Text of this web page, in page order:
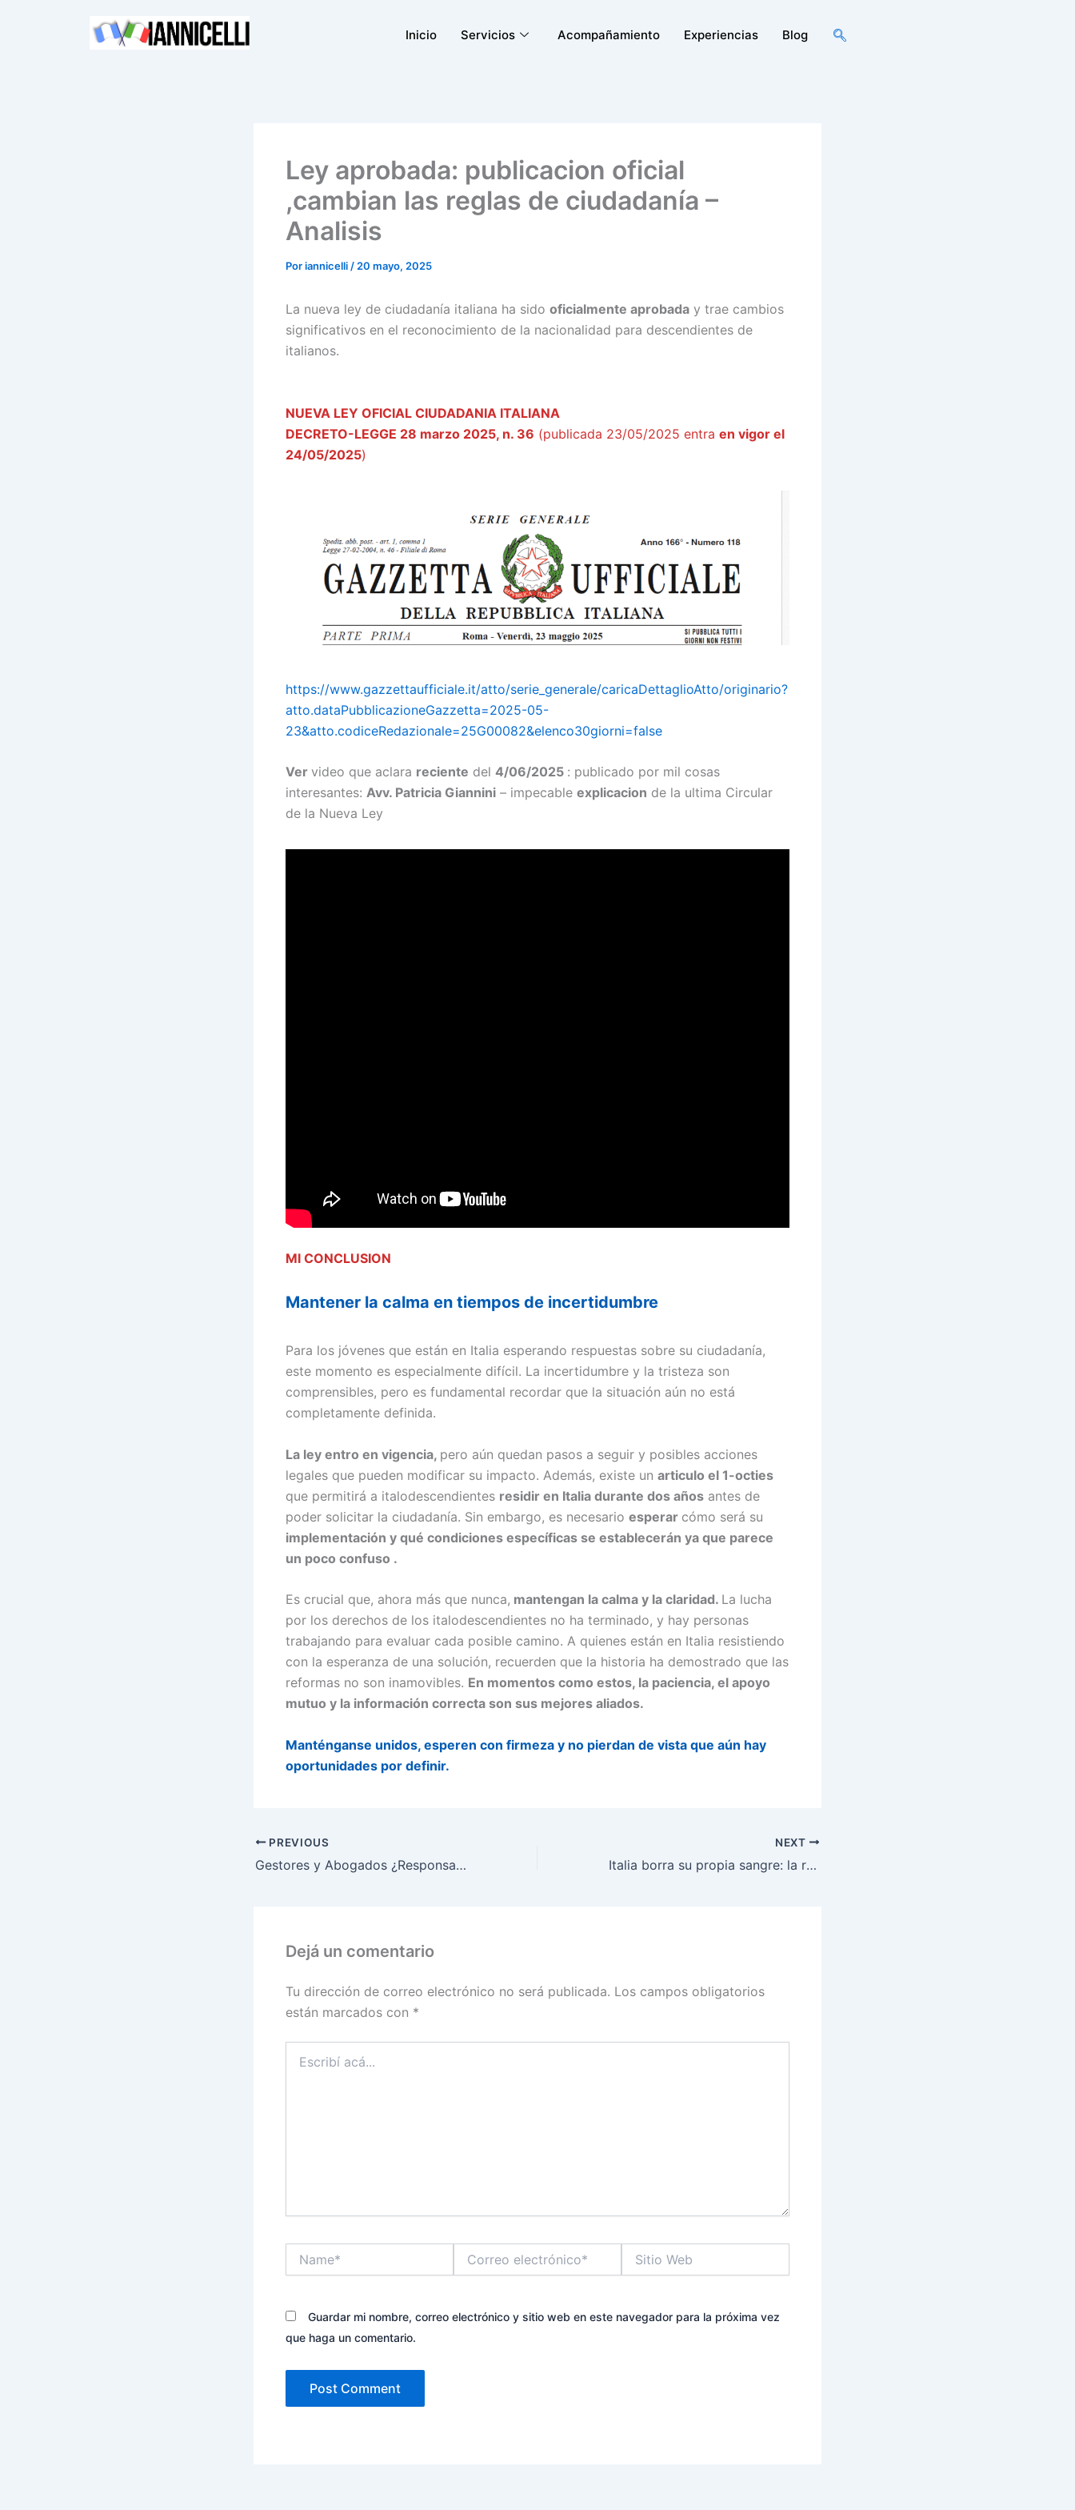
Inicio Servicios Acompañamiento Experiencias Blog
Ley aprobada: publicacion oficial
,cambian las reglas de ciudadanía –
Analisis
Poriannicelli / 20 mayo, 2025
La nueva ley de ciudadanía italiana ha sido oficialmente aprobada y trae cambios
significativos en el reconocimiento de la nacionalidad para descendientes de
italianos.
NUEVA LEY OFICIAL CIUDADANIA ITALIANA
DECRETO-LEGGE 28 marzo 2025, n. 36 (publicada 23/05/2025 entra en vigor el
24/05/2025)
https://www.gazzettaufficiale.it/atto/serie_generale/caricaDettaglioAtto/originario?
atto.dataPubblicazioneGazzetta=2025-05-
23&atto.codiceRedazionale=25G00082&elenco30giorni=false
Ver video que aclara reciente del 4/06/2025 : publicado por mil cosas
interesantes: Avv. Patricia Giannini – impecable explicacion de la ultima Circular
de la Nueva Ley
MI CONCLUSION
Mantener la calma en tiempos de incertidumbre
Para los jóvenes que están en Italia esperando respuestas sobre su ciudadanía,
este momento es especialmente difícil. La incertidumbre y la tristeza son
comprensibles, pero es fundamental recordar que la situación aún no está
completamente definida.
La ley entro en vigencia, pero aún quedan pasos a seguir y posibles acciones
legales que pueden modificar su impacto. Además, existe un articulo el 1-octies
que permitirá a italodescendientes residir en Italia durante dos años antes de
poder solicitar la ciudadanía. Sin embargo, es necesario esperar cómo será su
implementación y qué condiciones específicas se establecerán ya que parece
un poco confuso .
Es crucial que, ahora más que nunca, mantengan la calma y la claridad. La lucha
por los derechos de los italodescendientes no ha terminado, y hay personas
trabajando para evaluar cada posible camino. A quienes están en Italia resistiendo
con la esperanza de una solución, recuerden que la historia ha demostrado que las
reformas no son inamovibles. En momentos como estos, la paciencia, el apoyo
mutuo y la información correcta son sus mejores aliados.
Manténganse unidos, esperen con firmeza y no pierdan de vista que aún hay
oportunidades por definir.
PREVIOUS
Gestores y Abogados ¿Responsables o Víctimas del Caos en la Ciudadanía Italiana?”
NEXT
Italia borra su propia sangre: la reforma que convierte a los italodescendientes en ciudadanos descartables
Dejá un comentario
Tu dirección de correo electrónico no será publicada. Los campos obligatorios
están marcados con *
acá...
electrónico*
Web
Guardar mi nombre, correo electrónico y sitio web en este navegador para la próxima vez
que haga un comentario.